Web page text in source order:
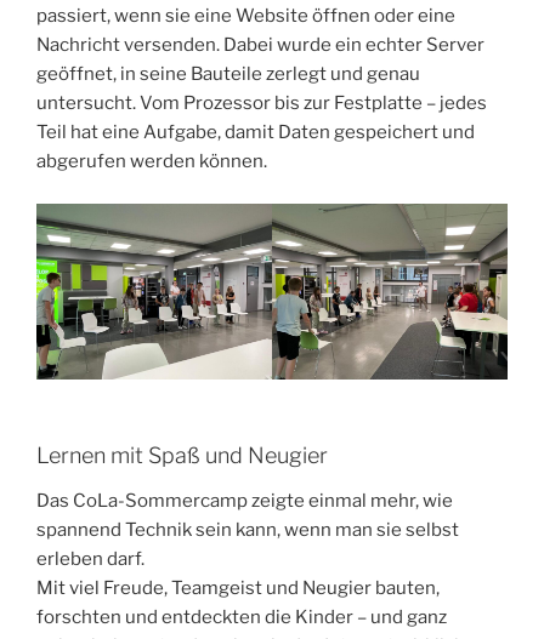
passiert, wenn sie eine Website öffnen oder eine
Nachricht versenden. Dabei wurde ein echter Server
geöffnet, in seine Bauteile zerlegt und genau
untersucht. Vom Prozessor bis zur Festplatte – jedes
Teil hat eine Aufgabe, damit Daten gespeichert und
abgerufen werden können.
Lernen mit Spaß und Neugier
Das CoLa-Sommercamp zeigte einmal mehr, wie
spannend Technik sein kann, wenn man sie selbst
erleben darf.
Mit viel Freude, Teamgeist und Neugier bauten,
forschten und entdeckten die Kinder – und ganz